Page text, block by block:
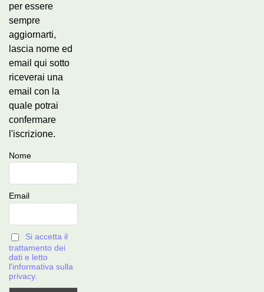
per essere
sempre
aggiornarti,
lascia nome ed
email qui sotto
riceverai una
email con la
quale potrai
confermare
l'iscrizione.
Nome
Email
Si accetta il
trattamento dei
dati e letto
l'informativa sulla
privacy.